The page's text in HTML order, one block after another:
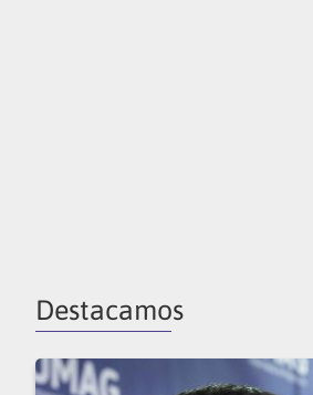
Destacamos